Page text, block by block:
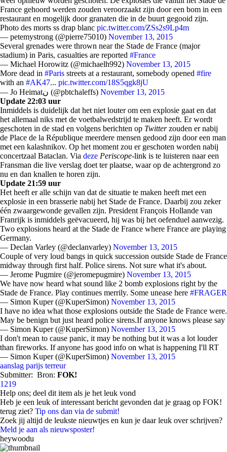
France gehoord werden zouden veroorzaakt zijn door een bom in een
restaurant en mogelijk door granaten die in de buurt gegooid zijn.
Photo des morts ss drap blanc pic.twitter.com/ZSs2s9Lp4m
— petemystrong (@pierre75010) November 13, 2015
Several grenades were thrown near the Stade de France (major
stadium) in Paris, casualties are reported #France
— Michael Horowitz (@michaelh992) November 13, 2015
More dead in #Paris streets at a restaurant, somebody opened #fire
with an #AK47... pic.twitter.com/18S5qgk8jU
— Jo Heimatن (@pbtchaleffs) November 13, 2015
Update 22:03 uur
Inmiddels is duidelijk dat het niet louter om een explosie gaat en dat
het allemaal niks met de voetbalwedstrijd te maken heeft. Er wordt
geschoten in de stad en volgens berichten op Twitterzouden er nabij
de Place de la République meerdere mensen gedood zijn door een man
met een kalashnikov. Op het moment zou er geschoten worden nabij
concertzaal Bataclan. Via deze Periscope-link is te luisteren naar een
Fransman die live verslag doet ter plaatse, waar op de achtergrond zo
nu en dan knallen te horen zijn.
Update 21:59 uur
Het heeft er alle schijn van dat de situatie te maken heeft met een
explosie in een brasserie nabij het Stade de France. Daarbij zou zeker
één zwaargewonde gevallen zijn. President François Hollande van
Franrijk is inmiddels geëvacueerd, hij was bij het oefenduel aanwezig.
Two explosions heard at the Stade de France where France are playing
Germany.
— Declan Varley (@declanvarley) November 13, 2015
Couple of very loud bangs in quick succession outside Stade de France
midway through first half. Police sirens. Not sure what it's about.
— Jerome Pugmire (@jeromepugmire) November 13, 2015
We have now heard what sound like 2 bomb explosions right by the
Stade de France. Play continues merrily. Some unease here #FRAGER
— Simon Kuper (@KuperSimon) November 13, 2015
I have no idea what those explosions outside the Stade de France were.
May be benign but just heard police sirens.If anyone knows please say
— Simon Kuper (@KuperSimon) November 13, 2015
I don't mean to cause panic, it may be nothing but it was a lot louder
than fireworks. If anyone has good info on what is happening I'll RT
— Simon Kuper (@KuperSimon) November 13, 2015
aanslag parijs terreur
Submitter: Bron: FOK!
1219
Help ons; deel dit item als je het leuk vond
Heb je een leuk of interessant bericht gevonden dat je graag op FOK!
terug ziet? Tip ons dan via de submit!
Zoek jij altijd de leukste nieuwtjes en kun je daar leuk over schrijven?
Meld je aan als nieuwsposter!
heywoodu